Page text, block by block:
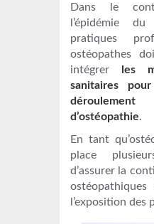
Dans le
l’épidémie
pratiques
ostéopathes
intégrer
les
sanitaires
d’ostéopathie.
En tant
place
d’assurer la
l’exposition des